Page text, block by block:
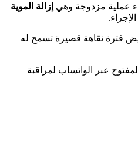
عملية مزدوجة وهي إزالة الموية
فترة نقاهة قصيرة تسمح له
عبر الواتساب لمراقبة